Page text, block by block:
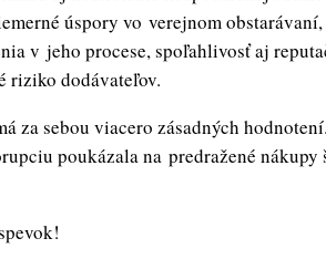
úspory vo verejnom
v jeho procese, spoľahlivosť aj
riziko dodávateľov.
za sebou viacero zásadných
poukázala na predražené nákupy